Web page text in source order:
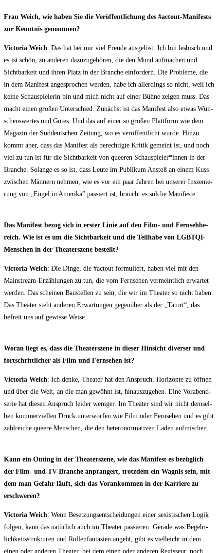
Frau Weich, wie haben Sie die Ver­öf­fent­li­chung des #actout-Mani­fests
zur Kennt­nis genommen?
Vic­to­ria Weich: Das hat bei mir viel Freu­de aus­ge­löst. Ich bin les­bisch und
es ist schön, zu ande­ren dazu­zu­ge­hö­ren, die den Mund auf­ma­chen und
Sicht­bar­keit und ihren Platz in der Bran­che ein­for­dern. Die Pro­ble­me, die
in dem Mani­fest ange­spro­chen wer­den, habe ich aller­dings so nicht, weil ich
kei­ne Schau­spie­le­rin bin und mich nicht auf einer Büh­ne zei­gen muss. Das
macht einen gro­ßen Unter­schied. Zunächst ist das Mani­fest also etwas Wün­
schens­wer­tes und Gutes. Und das auf einer so gro­ßen Platt­form wie dem
Maga­zin der Süd­deut­schen Zei­tung, wo es ver­öf­fent­licht wur­de. Hin­zu
kommt aber, dass das Mani­fest als berech­tig­te Kri­tik gemeint ist, und noch
viel zu tun ist für die Sicht­bar­keit von quee­ren Schauspieler*innen in der
Bran­che. Solan­ge es so ist, dass Leu­te im Publi­kum Anstoß an einem Kuss
zwi­schen Män­nern neh­men, wie es vor ein paar Jah­ren bei unse­rer Insze­nie­
rung von „Engel in Ame­ri­ka” pas­siert ist, braucht es sol­che Manifeste.
Das Mani­fest bezog sich in ers­ter Linie auf den Film- und Fern­seh­be­
reich. Wie ist es um die Sicht­bar­keit und die Teil­ha­be von LGBT­QI-
Men­schen in der Thea­ter­sze­ne bestellt?
Vic­to­ria Weich: Die Din­ge, die #actout for­mu­liert, haben viel mit den
Main­stream-Erzäh­lun­gen zu tun, die vom Fern­se­hen ver­meint­lich erwar­tet
wer­den. Das schei­nen Bau­stel­len zu sein, die wir im Thea­ter so nicht haben.
Das Thea­ter steht ande­ren Erwar­tun­gen gegen­über als der „Tat­ort“, das
befreit uns auf gewis­se Weise.
Wor­an liegt es, dass die Thea­ter­sze­ne in die­ser Hin­sicht diver­ser und
fort­schritt­li­cher als Film und Fern­se­hen ist?
Vic­to­ria Weich: Ich den­ke, Thea­ter hat den Anspruch, Hori­zon­te zu öff­nen
und über die Welt, an die man gewöhnt ist, hin­aus­zu­ge­hen. Eine Vor­abend­
se­rie hat die­sen Anspruch lei­der weni­ger. Im Thea­ter sind wir nicht dem­sel­
ben kom­mer­zi­el­len Druck unter­wor­fen wie Film oder Fern­se­hen und es gibt
zahl­rei­che que­e­re Men­schen, die den hete­ro­nor­ma­ti­ven Laden aufmischen.
Kann ein Outing in der Thea­ter­sze­ne, wie das Mani­fest es bezüg­lich
der Film- und TV-Bran­che anpran­gert, trotz­dem ein Wag­nis sein, mit
dem man Gefahr läuft, sich das Vor­an­kom­men in der Kar­rie­re zu
erschweren?
Vic­to­ria Weich: Wenn Beset­zungs­ent­schei­dun­gen einer sexis­ti­schen Logik
fol­gen, kann das natür­lich auch im Thea­ter pas­sie­ren. Gera­de was Begehr­
lich­keits­struk­tu­ren und Rol­len­fan­ta­sien angeht, gibt es viel­leicht in dem
einen oder ande­ren Thea­ter, bei dem einen oder ande­ren Regis­seur, noch